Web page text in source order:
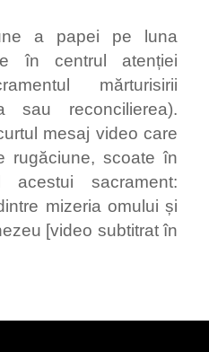
a papei pe luna
în centrul atenției
mărturisirii
sau reconcilierea).
mesaj video care
rugăciune, scoate în
acestui sacrament:
mizeria omului și
[video subtitrat în